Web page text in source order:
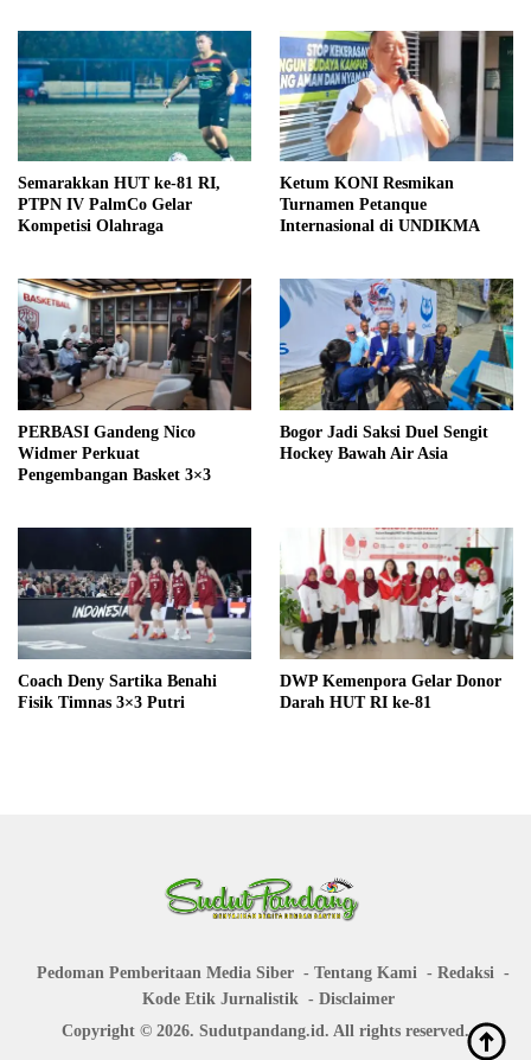
Semarakkan HUT ke-81 RI,
PTPN IV PalmCo Gelar
Kompetisi Olahraga
Ketum KONI Resmikan
Turnamen Petanque
Internasional di UNDIKMA
PERBASI Gandeng Nico
Widmer Perkuat
Pengembangan Basket 3×3
Bogor Jadi Saksi Duel Sengit
Hockey Bawah Air Asia
Coach Deny Sartika Benahi
Fisik Timnas 3×3 Putri
DWP Kemenpora Gelar Donor
Darah HUT RI ke-81
Pedoman Pemberitaan Media Siber Tentang Kami
Redaksi
Kode Etik Jurnalistik
Disclaimer
Copyright © 2026. Sudutpandang.id. All rights reserved.